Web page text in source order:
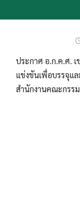
ประกาศ อ.ก.ค.ศ.
แข่งขันเพื่อบรรจุแ
สำนักงานคณะกรร